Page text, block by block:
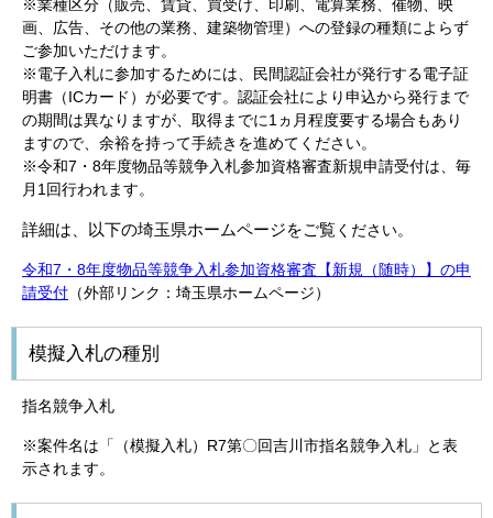
※業種区分（販売、賃貸、買受け、印刷、電算業務、催物、映
画、広告、その他の業務、建築物管理）への登録の種類によらず
ご参加いただけます。
※電子入札に参加するためには、民間認証会社が発行する電子証
明書（ICカード）が必要です。認証会社により申込から発行まで
の期間は異なりますが、取得までに1ヵ月程度要する場合もあり
ますので、余裕を持って手続きを進めてください。
※令和7・8年度物品等競争入札参加資格審査新規申請受付は、毎
月1回行われます。
詳細は、以下の埼玉県ホームページをご覧ください。
令和7・8年度物品等競争入札参加資格審査【新規（随時）】の申
請受付 （外部リンク：埼玉県ホームページ）
模擬入札の種別
指名競争入札
※案件名は「（模擬入札）R7第〇回吉川市指名競争入札」と表
示されます。